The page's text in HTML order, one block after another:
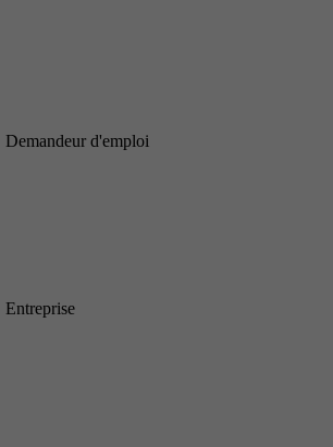
Demandeur d'emploi
Entreprise